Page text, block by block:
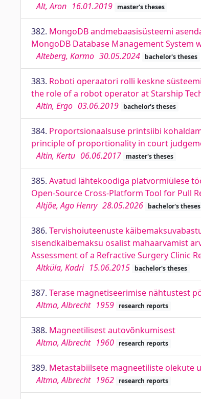
Alt, Aron 16.01.2019 master's theses
382. MongoDB andmebaasisüsteemi
MongoDB Database Management System
Alteberg, Karmo 30.05.2024 bachelor's theses
383. Roboti operaatori rolli keskne
the role of a robot operator at Starship
Altin, Ergo 03.06.2019 bachelor's theses
384. Proportsionaalsuse printsiibi
principle of proportionality in court
Altin, Kertu 06.06.2017 master's theses
385. Avatud lähtekoodiga platvormiülese
Open-Source Cross-Platform Tool for Pull
Altjõe, Ago Henry 28.05.2026 bachelor's theses
386. Tervishoiuteenuste
sisendkäibemaksu osalist mahaarvamist
Assessment of a Refractive Surgery Clinic
Altküla, Kadri 15.06.2015 bachelor's theses
387. Terase magnetiseerimise nähtustest
Altma, Albrecht 1959 research reports
388. Magneetilisest autovõnkumisest
Altma, Albrecht 1960 research reports
389. Metastabiilsete magneetiliste olekute
Altma, Albrecht 1962 research reports